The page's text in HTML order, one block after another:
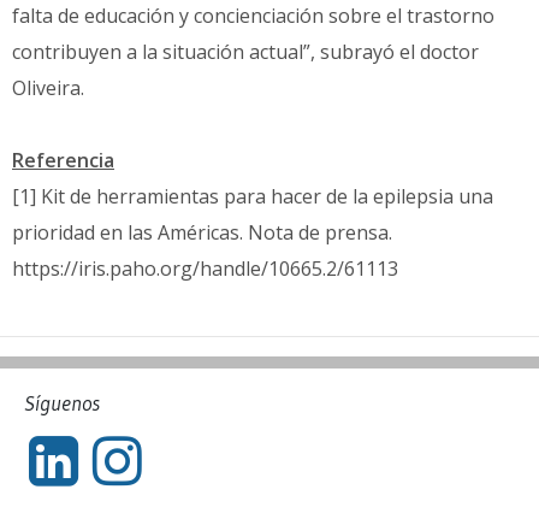
falta de educación y concienciación sobre el trastorno
contribuyen a la situación actual”, subrayó el doctor
Oliveira.
Referencia
[1] Kit de herramientas para hacer de la epilepsia una
prioridad en las Américas. Nota de prensa.
https://iris.paho.org/handle/10665.2/61113
Síguenos